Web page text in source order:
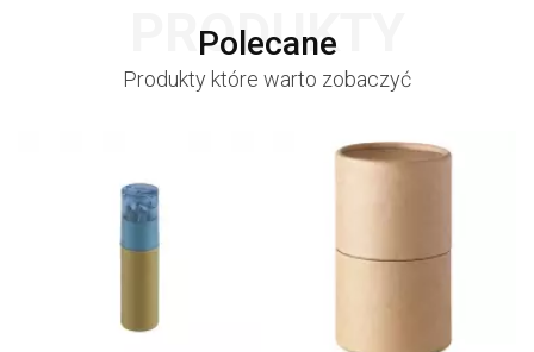
Polecane
PRODUKTY
Produkty które warto zobaczyć